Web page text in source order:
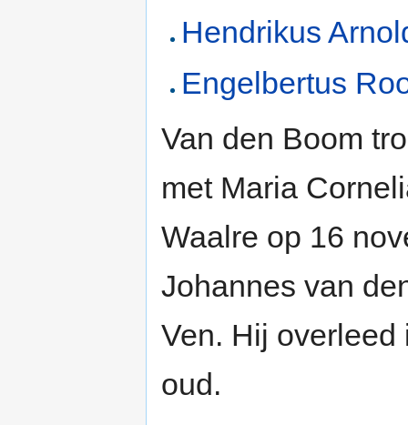
Hendrikus
Engelbertus
Van den Boom
met Maria
Waalre op 16
Johannes van
Ven. Hij
oud.